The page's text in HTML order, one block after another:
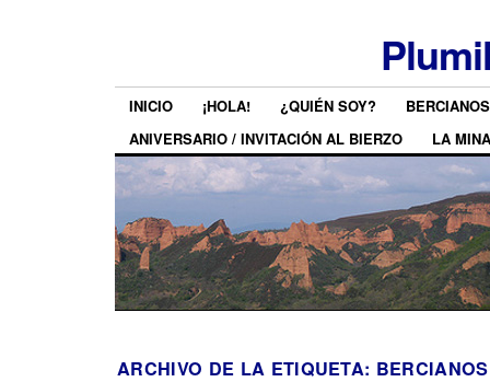
INICIO ¡HOLA! ¿QUIÉN SOY?
ANIVERSARIO / INVITACIÓN AL BIERZO
LA MINA
ARCHIVO DE LA ETIQUETA: